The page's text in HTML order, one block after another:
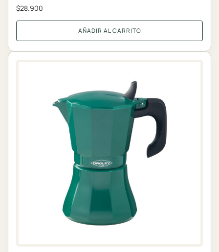
$28.900
AÑADIR AL CARRITO